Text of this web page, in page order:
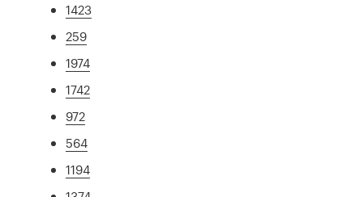
1423
259
1974
1742
972
564
1194